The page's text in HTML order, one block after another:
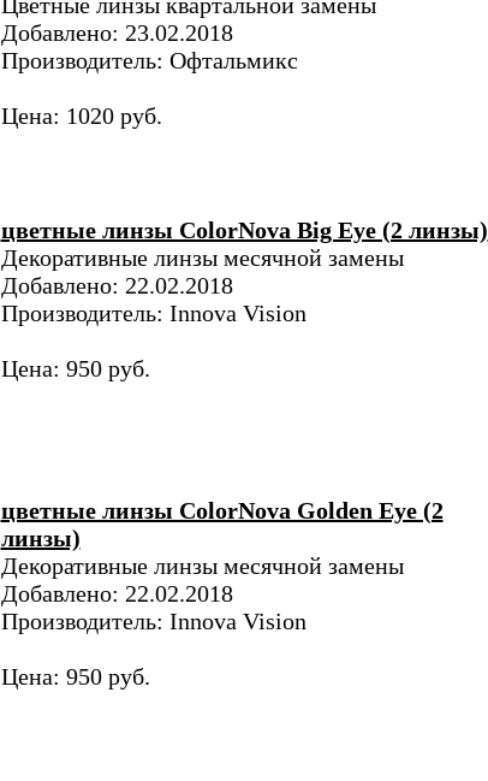
Добавлено: 23.02.2018
Производитель: Офтальмикс
Цена: 1020 руб.
цветные линзы ColorNova Big Eye (2 линзы)
Декоративные линзы месячной замены
Добавлено: 22.02.2018
Производитель: Innova Vision
Цена: 950 руб.
цветные линзы ColorNova Golden Eye (2
линзы)
Декоративные линзы месячной замены
Добавлено: 22.02.2018
Производитель: Innova Vision
Цена: 950 руб.